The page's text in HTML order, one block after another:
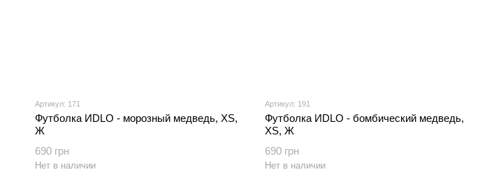
Артикул: 171
Футболка ИDLO - морозный медведь, XS,
Ж
690 грн
Нет в наличии
Артикул: 191
Футболка ИDLO - бомбический медведь,
XS, Ж
690 грн
Нет в наличии